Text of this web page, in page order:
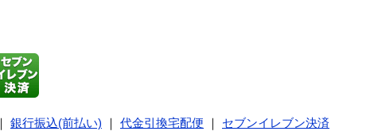
銀行振込(前払い) 代金引換宅配便
セブンイレブン決済